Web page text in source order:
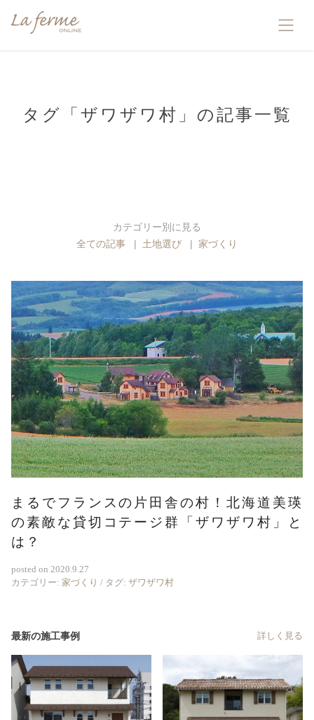
タグ「ザワザワ村」の記事一覧
カテゴリー別に見る
全ての記事
土地選び 家づくり
まるでフランスの片田舎の村！北海道美瑛
の素敵な貸切コテージ群「ザワザワ村」と
は？
posted on 2020.9.27
カテゴリー: 家づくり / タグ: ザワザワ村
最新の施工事例 詳しく見る